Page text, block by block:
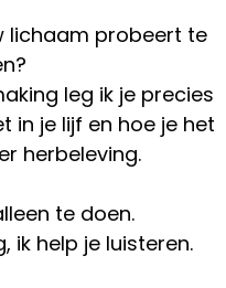
lichaam probeert te
leg ik je precies
in je lijf en hoe je het
herbeleving.
te doen.
ik help je luisteren.